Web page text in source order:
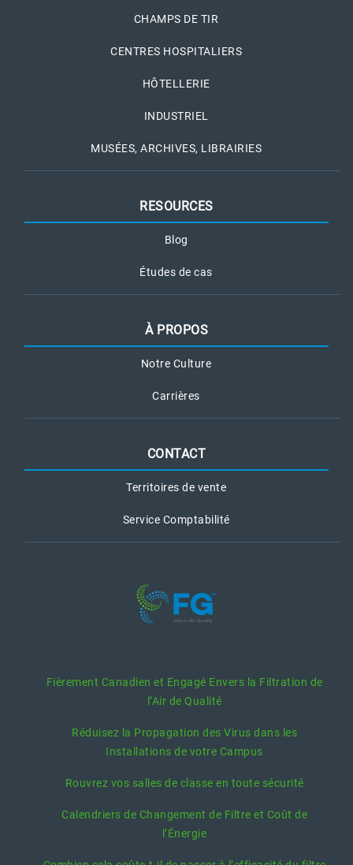
CHAMPS DE TIR
CENTRES HOSPITALIERS
HÔTELLERIE
INDUSTRIEL
MUSÉES, ARCHIVES, LIBRAIRIES
RESOURCES
Blog
Études de cas
À PROPOS
Notre Culture
Carrières
CONTACT
Territoires de vente
Service Comptabilité
Fièrement Canadien et Engagé Envers la Filtration de
l’Air de Qualité
Réduisez la Propagation des Virus dans les
Installations de votre Campus
Rouvrez vos salles de classe en toute sécurité
Calendriers de Changement de Filtre et Coût de
l’Énergie